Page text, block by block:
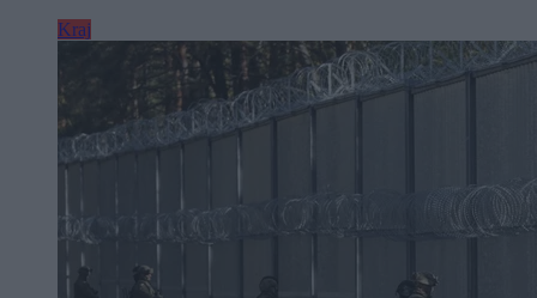
Kraj